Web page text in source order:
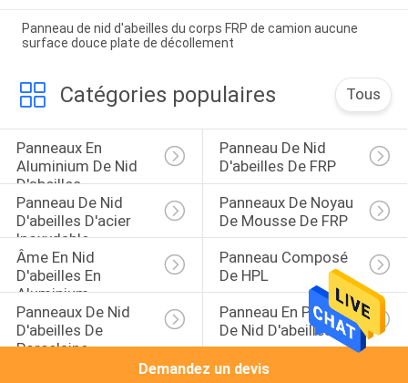
Panneau de nid d'abeilles du corps FRP de camion aucune
surface douce plate de décollement
Catégories populaires Tous
Panneaux En
Aluminium De Nid
D'abeilles
Panneau De Nid
D'abeilles De FRP
Panneau De Nid
D'abeilles D'acier
Inoxydable
Panneaux De Noyau
De Mousse De FRP
Âme En Nid
D'abeilles En
Aluminium
Panneau Composé
De HPL
Panneaux De Nid
D'abeilles De
Porcelaine
Panneau En Pierre
De Nid D'abeilles
Demandez un devis